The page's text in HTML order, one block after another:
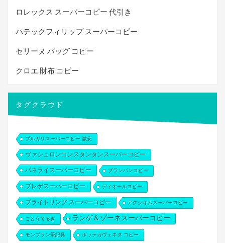
ロレックス スーパーコピー 代引き
パテックフィリップ スーパーコピー
セリーヌ バッグ コピー
クロエ 財布 コピー
タグクラウド
ブルガリスーパーコピー 激安
ヴァシュロンコンスタンタンスーパーコピー
パネライスーパーコピー ブランパンコピー
ブレゲスーパーコピー ディオールコピー
ブライトリング スーパーコピー アクシオムスーパーコピー
ごとうてるき ランゲ＆ゾーネスーパーコピー
モンブラン筆記具 ボッテガヴェネタ コピー